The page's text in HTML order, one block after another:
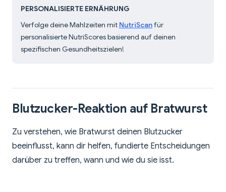
PERSONALISIERTE ERNÄHRUNG
Verfolge deine Mahlzeiten mit NutriScanfür
personalisierte NutriScores basierend auf deinen
spezifischen Gesundheitszielen!
Blutzucker-Reaktion auf Bratwurst
Zu verstehen, wie Bratwurst deinen Blutzucker
beeinflusst, kann dir helfen, fundierte Entscheidungen
darüber zu treffen, wann und wie du sie isst.